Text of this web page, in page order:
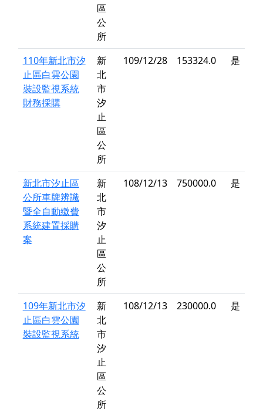
區
公
所
110年新北市汐
止區白雲公園
裝設監視系統
財務採購
新
北
市
汐
止
區
公
所
109/12/28 153324.0 是
新北市汐止區
公所車牌辨識
暨全自動繳費
系統建置採購
案
新
北
市
汐
止
區
公
所
108/12/13 750000.0 是
109年新北市汐
止區白雲公園
裝設監視系統
新
北
市
汐
止
區
公
所
108/12/13 230000.0 是